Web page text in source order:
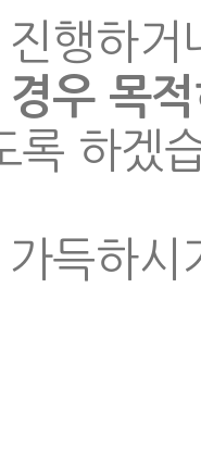
행하
우 목
록 하겠
득하